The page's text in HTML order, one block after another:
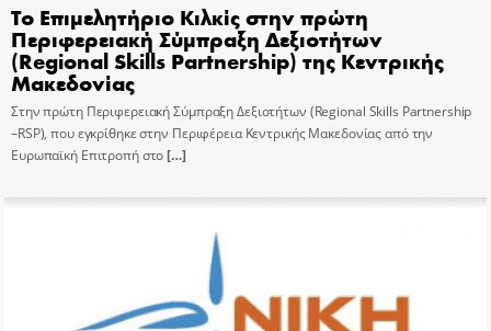
Το Επιμελητήριο Κιλκίς στην πρώτη
Περιφερειακή Σύμπραξη Δεξιοτήτων
(Regional Skills Partnership) της Κεντρικής
Μακεδονίας
Στην πρώτη Περιφερειακή Σύμπραξη Δεξιοτήτων (Regional Skills Partnership
–RSP), που εγκρίθηκε στην Περιφέρεια Κεντρικής Μακεδονίας από την
Ευρωπαϊκή Επιτροπή στο[…]